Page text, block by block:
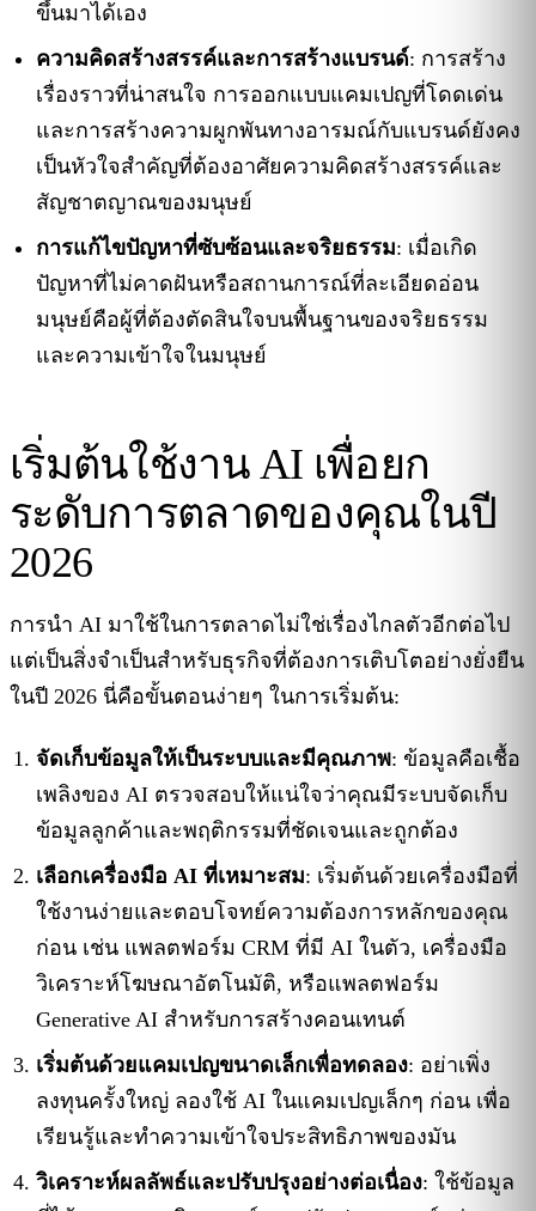
ขึ้นมาได้เอง
ความคิดสร้างสรรค์และการสร้างแบรนด์: การสร้าง
เรื่องราวที่น่าสนใจ การออกแบบแคมเปญที่โดดเด่น
และการสร้างความผูกพันทางอารมณ์กับแบรนด์ยังคง
เป็นหัวใจสำคัญที่ต้องอาศัยความคิดสร้างสรรค์และ
สัญชาตญาณของมนุษย์
การแก้ไขปัญหาที่ซับซ้อนและจริยธรรม: เมื่อเกิด
ปัญหาที่ไม่คาดฝันหรือสถานการณ์ที่ละเอียดอ่อน
มนุษย์คือผู้ที่ต้องตัดสินใจบนพื้นฐานของจริยธรรม
และความเข้าใจในมนุษย์
เริ่มต้นใช้งาน AI เพื่อยก
ระดับการตลาดของคุณในปี
2026
การนำ AI มาใช้ในการตลาดไม่ใช่เรื่องไกลตัวอีกต่อไป
แต่เป็นสิ่งจำเป็นสำหรับธุรกิจที่ต้องการเติบโตอย่างยั่งยืน
ในปี 2026 นี่คือขั้นตอนง่ายๆ ในการเริ่มต้น:
จัดเก็บข้อมูลให้เป็นระบบและมีคุณภาพ: ข้อมูลคือเชื้อ
เพลิงของ AI ตรวจสอบให้แน่ใจว่าคุณมีระบบจัดเก็บ
ข้อมูลลูกค้าและพฤติกรรมที่ชัดเจนและถูกต้อง
เลือกเครื่องมือ AI ที่เหมาะสม: เริ่มต้นด้วยเครื่องมือที่
ใช้งานง่ายและตอบโจทย์ความต้องการหลักของคุณ
ก่อน เช่น แพลตฟอร์ม CRM ที่มี AI ในตัว, เครื่องมือ
วิเคราะห์โฆษณาอัตโนมัติ, หรือแพลตฟอร์ม
Generative AI สำหรับการสร้างคอนเทนต์
เริ่มต้นด้วยแคมเปญขนาดเล็กเพื่อทดลอง: อย่าเพิ่ง
ลงทุนครั้งใหญ่ ลองใช้ AI ในแคมเปญเล็กๆ ก่อน เพื่อ
เรียนรู้และทำความเข้าใจประสิทธิภาพของมัน
วิเคราะห์ผลลัพธ์และปรับปรุงอย่างต่อเนื่อง: ใช้ข้อมูล